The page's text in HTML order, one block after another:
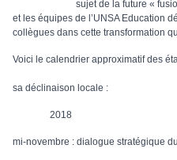
sujet de la future «
et les équipes de l’UNSA Education
collègues dans cette transformation
Voici le calendrier approximatif des
sa déclinaison locale :
2018
mi-novembre : dialogue stratégique